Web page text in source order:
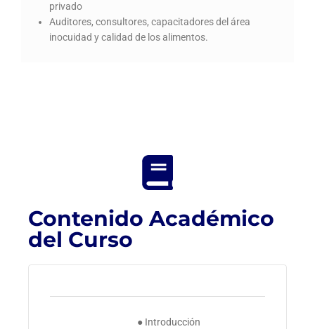
privado
Auditores, consultores, capacitadores del área
inocuidad y calidad de los alimentos.
Contenido Académico
del Curso
● Introducción